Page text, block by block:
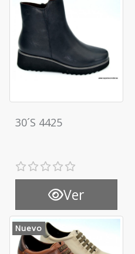
30´S 4425
Ver
Nuevo